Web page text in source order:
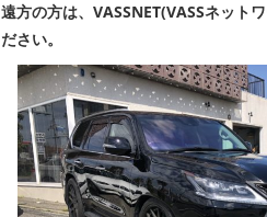
遠方の方は、VASSNET(VASSネット
ださい。